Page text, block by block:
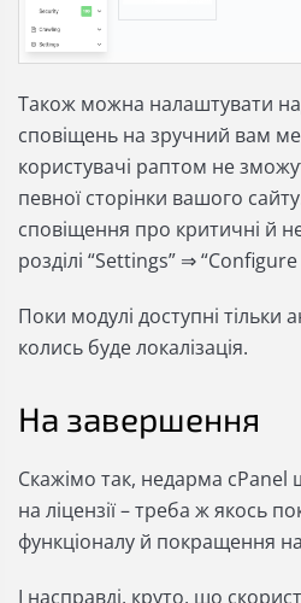
Також можна налаштувати
сповіщень на зручний вам
користувачі раптом не
певної сторінки вашого
сповіщення про критичні й
розділі “Settings” ⇒
Поки модулі доступні тільки
колись буде локалізація.
На завершення
Скажімо так, недарма cPanel
на ліцензії – треба ж якось
функціоналу й покращення
І насправді, круто, що